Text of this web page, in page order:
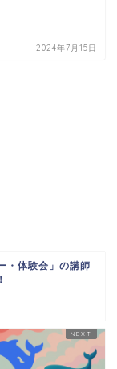
2024年7月15日
・体験会」の講師